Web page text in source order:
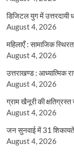
डिजिटल युग में उत्तरदायी
August 4, 2026
महिलाएँ : सामाजिक
August 4, 2026
उत्तराखण्ड : आध्यात्मिक
August 4, 2026
ग्राम खैनूरी की
August 4, 2026
जन सुनवाई में 31 शिकायतें
August 4, 2026